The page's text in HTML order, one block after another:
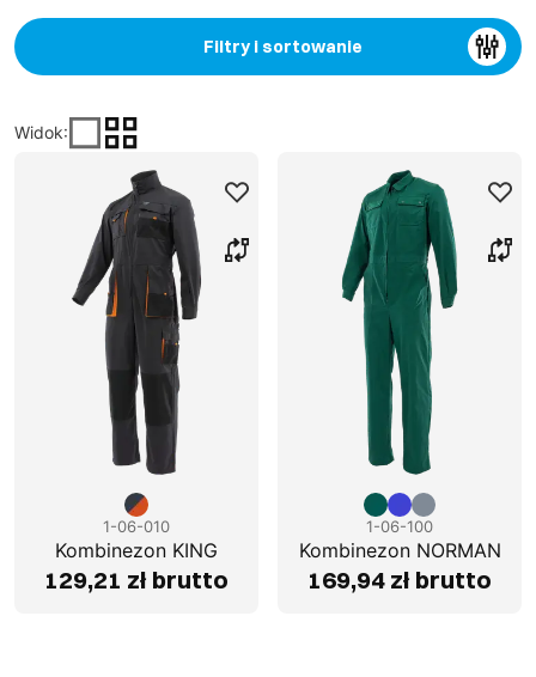
Filtry i sortowanie
Widok:
1-06-010
Kombinezon KING
129,21 zł brutto
1-06-100
Kombinezon NORMAN
169,94 zł brutto